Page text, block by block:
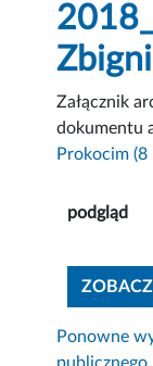
Załącznik
dokumentu
Prokocim
podgląd
ZOBACZ
Ponowne